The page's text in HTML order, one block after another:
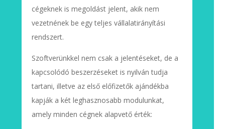
cégeknek is megoldást jelent, akik nem
vezetnének be egy teljes vállalatirányítási
rendszert.
Szoftverünkkel nem csak a jelentéseket, de a
kapcsolódó beszerzéseket is nyilván tudja
tartani, illetve az első előfizetők ajándékba
kapják a két leghasznosabb modulunkat,
amely minden cégnek alapvető érték: